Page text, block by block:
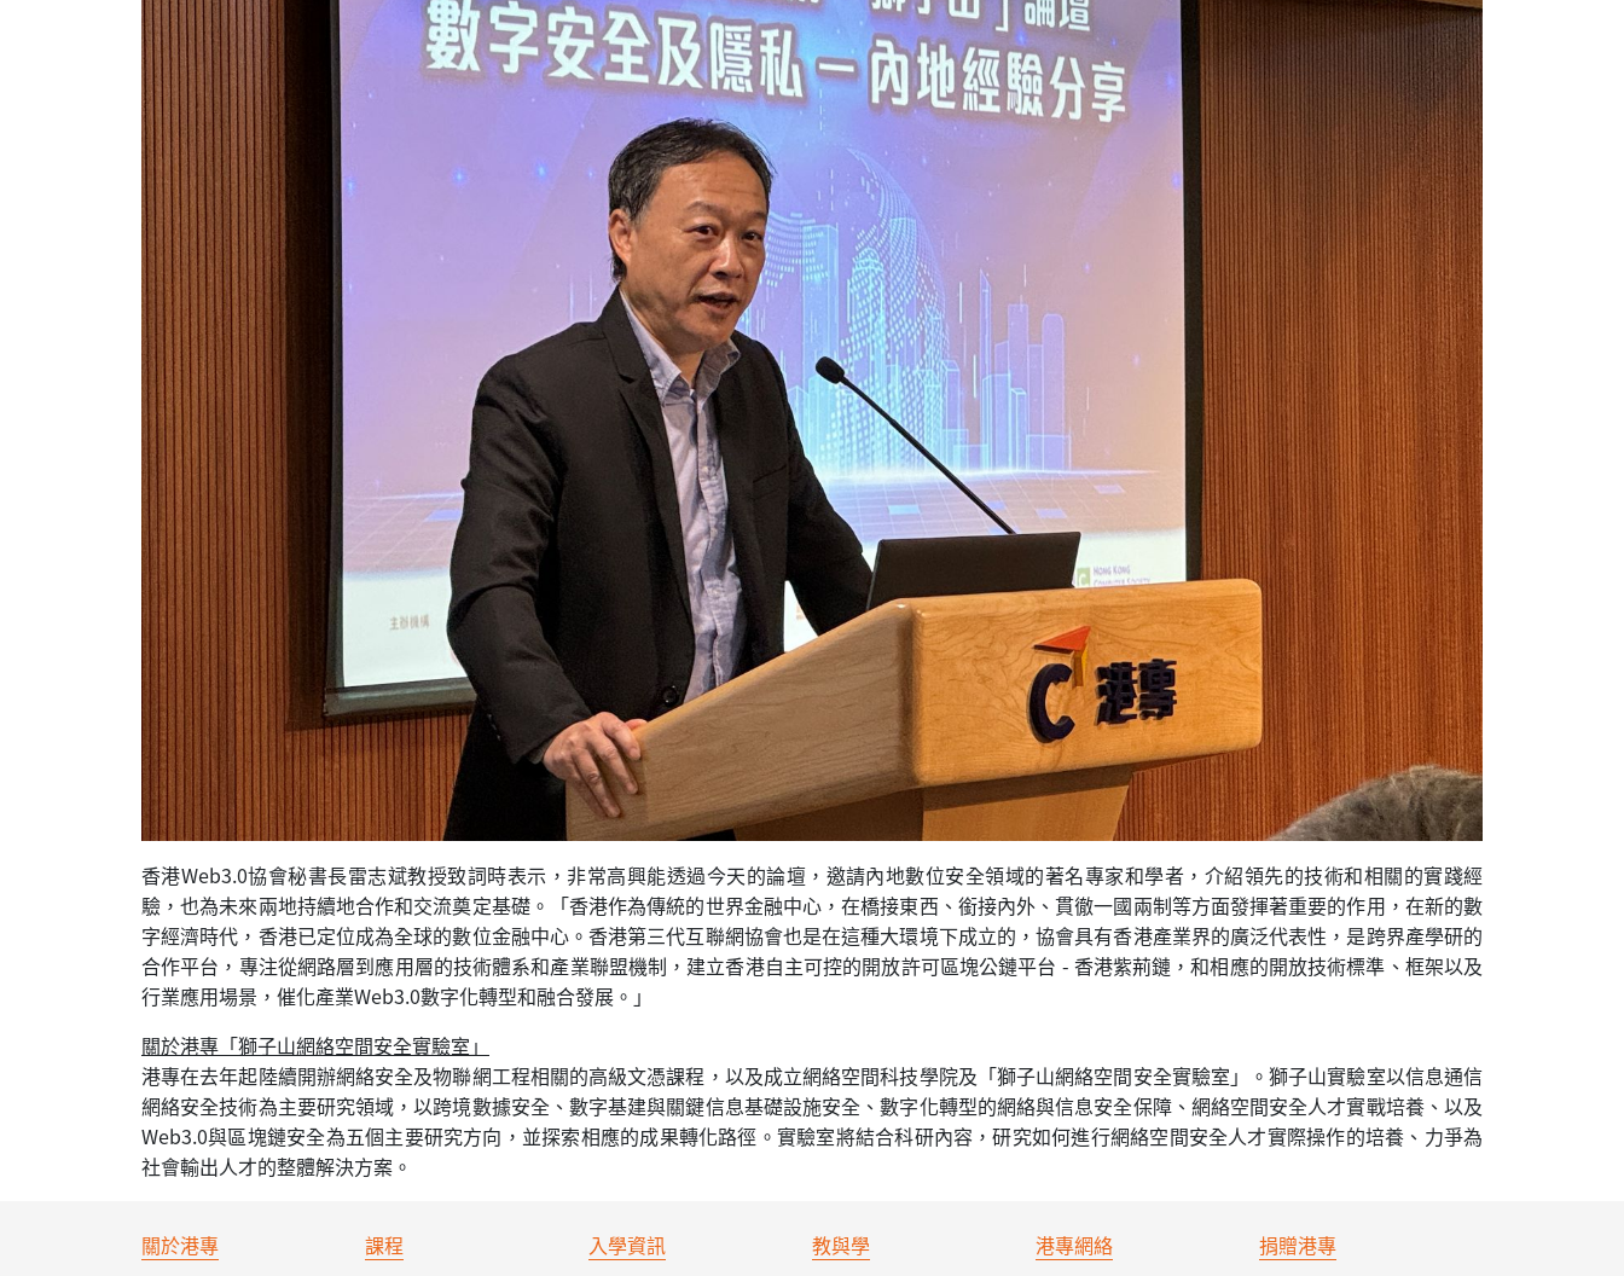
香港Web3.0協會秘書長雷志斌教授致詞時表示，非常高興能透過今天的論壇，邀請內地數位安全領域的著名專家和學者，介紹領先的技術和相關的實踐經
驗，也為未來兩地持續地合作和交流奠定基礎。「香港作為傳統的世界金融中心，在橋接東西、銜接內外、貫徹一國兩制等方面發揮著重要的作用，在新的數
字經濟時代，香港已定位成為全球的數位金融中心。香港第三代互聯網協會也是在這種大環境下成立的，協會具有香港產業界的廣泛代表性，是跨界產學研的
合作平台，專注從網路層到應用層的技術體系和產業聯盟機制，建立香港自主可控的開放許可區塊公鏈平台 - 香港紫荊鏈，和相應的開放技術標準、框架以及
行業應用場景，催化產業Web3.0數字化轉型和融合發展。」
關於港專「獅子山網絡空間安全實驗室」
港專在去年起陸續開辦網絡安全及物聯網工程相關的高級文憑課程，以及成立網絡空間科技學院及「獅子山網絡空間安全實驗室」。獅子山實驗室以信息通信
網絡安全技術為主要研究領域，以跨境數據安全、數字基建與關鍵信息基礎設施安全、數字化轉型的網絡與信息安全保障、網絡空間安全人才實戰培養、以及
Web3.0與區塊鏈安全為五個主要研究方向，並探索相應的成果轉化路徑。實驗室將結合科研內容，研究如何進行網絡空間安全人才實際操作的培養、力爭為
社會輸出人才的整體解決方案。
關於港專 課程 入學資訊 教與學 港專網絡 捐贈港專